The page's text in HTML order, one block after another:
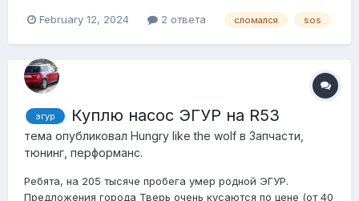
радость и настал час ее впихнуть… заехал СВОИМ
отключил и открутил ЭГУР и отложил его в ст...
February 12, 2024 2 ответа сломался sos
эгур Куплю насос ЭГУР на R53
тема опубликовал Hungry like the wolf в Запчасти,
тюнинг, перформанс.
Ребята, на 205 тысяче пробега умер родной ЭГУР.
Предложения города Тверь очень кусаются по цене (от 40